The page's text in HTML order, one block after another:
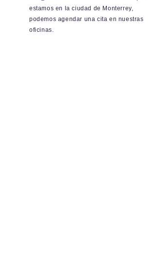
Con Sonnen Works Energy en
Monterrey, puedes confiar en
nuestra experiencia y
estamos en la ciudad de Monterrey,
podemos agendar una cita en nuestras
oficinas.